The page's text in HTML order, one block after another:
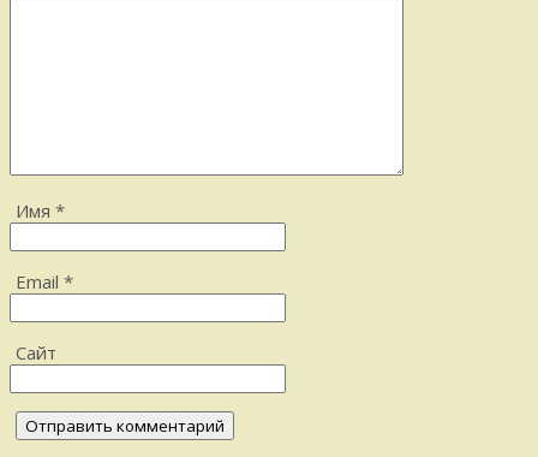
Имя *
Email *
Сайт